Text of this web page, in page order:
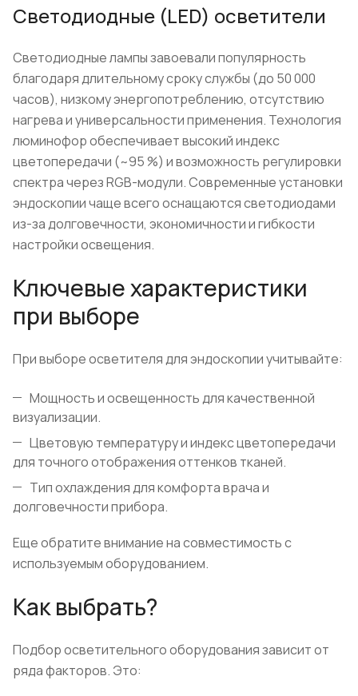
Светодиодные (LED) осветители
Светодиодные лампы завоевали популярность
благодаря длительному сроку службы (до 50 000
часов), низкому энергопотреблению, отсутствию
нагрева и универсальности применения. Технология
люминофор обеспечивает высокий индекс
цветопередачи (~95 %) и возможность регулировки
спектра через RGB-модули. Современные установки
эндоскопии чаще всего оснащаются светодиодами
из-за долговечности, экономичности и гибкости
настройки освещения.
Ключевые характеристики
при выборе
При выборе осветителя для эндоскопии учитывайте:
Мощность и освещенность для качественной
визуализации.
Цветовую температуру и индекс цветопередачи
для точного отображения оттенков тканей.
Тип охлаждения для комфорта врача и
долговечности прибора.
Еще обратите внимание на совместимость с
используемым оборудованием.
Как выбрать?
Подбор осветительного оборудования зависит от
ряда факторов. Это: